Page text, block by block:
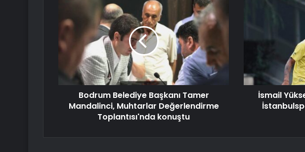
Bodrum Belediye Başkanı Tamer
Mandalinci, Muhtarlar Değerlendirme
Toplantısı'nda konuştu
İsmail